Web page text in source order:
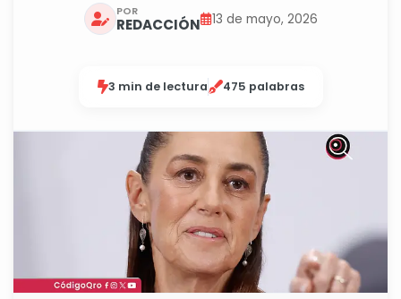
POR
REDACCIÓN 13 de mayo, 2026
3 min de lectura 475 palabras